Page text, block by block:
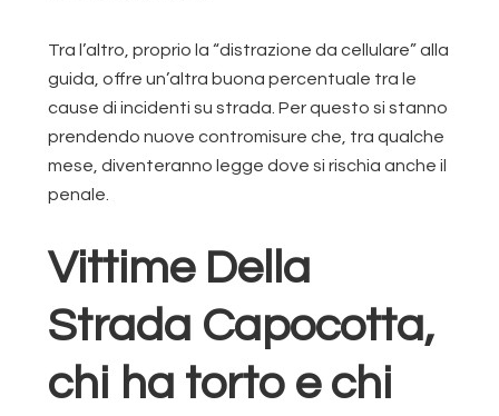
Tra l’altro, proprio la “distrazione da cellulare” alla
guida, offre un’altra buona percentuale tra le
cause di incidenti su strada. Per questo si stanno
prendendo nuove contromisure che, tra qualche
mese, diventeranno legge dove si rischia anche il
penale.
Vittime Della
Strada Capocotta,
chi ha torto e chi